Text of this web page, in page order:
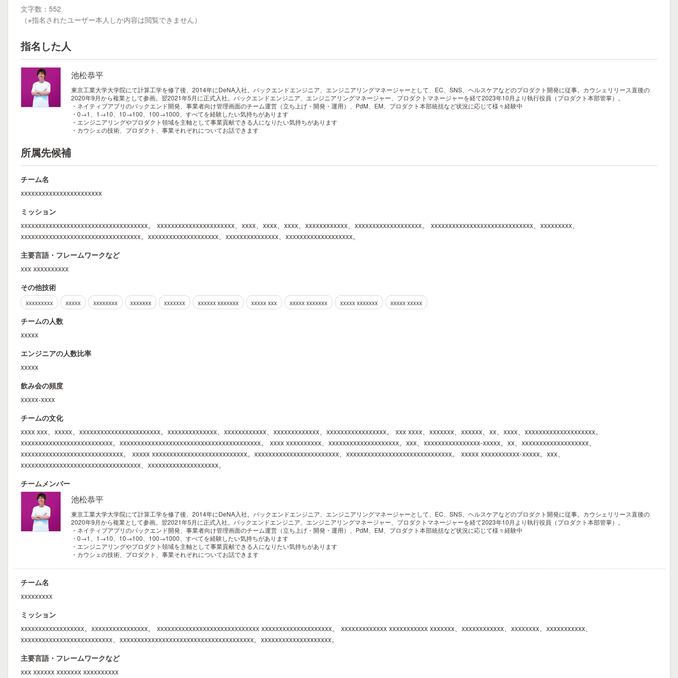
文字数：552
（※指名されたユーザー本人しか内容は閲覧できません）
指名した人
池松恭平
東京工業大学大学院にて計算工学を修了後、2014年にDeNA入社。バックエンドエンジニア、エンジニアリングマネージャーとして、EC、SNS、ヘルスケアなどのプロダクト開発に従事。カウシェリリース直後の
2020年9月から複業として参画。翌2021年5月に正式入社。バックエンドエンジニア、エンジニアリングマネージャー、プロダクトマネージャーを経て2023年10月より執行役員（プロダクト本部管掌）。
・ネイティブアプリのバックエンド開発、事業者向け管理画面のチーム運営（立ち上げ・開発・運用）、PdM、EM、プロダクト本部統括など状況に応じて様々経験中
・0→1、1→10、10→100、100→1000、すべてを経験したい気持ちがあります
・エンジニアリングやプロダクト領域を主軸として事業貢献できる人になりたい気持ちがあります
・カウシェの技術、プロダクト、事業それぞれについてお話できます
所属先候補
チーム名
xxxxxxxxxxxxxxxxxxxxxxx
ミッション
xxxxxxxxxxxxxxxxxxxxxxxxxxxxxxxxxxxx。 xxxxxxxxxxxxxxxxxxxxxx、xxxx、xxxx、xxxx、xxxxxxxxxxxx、xxxxxxxxxxxxxxxxxxx。 xxxxxxxxxxxxxxxxxxxxxxxxxxxxx、xxxxxxxxx、
xxxxxxxxxxxxxxxxxxxxxxxxxxxxxxxxxx。xxxxxxxxxxxxxxxxxxxx、xxxxxxxxxxxxxxx、xxxxxxxxxxxxxxxxxxx。
主要言語・フレームワークなど
xxx xxxxxxxxxx
その他技術
xxxxxxxxx xxxxx xxxxxxxx xxxxxxx xxxxxxx xxxxxx xxxxxxx xxxxx xxx xxxxx xxxxxxx xxxxx xxxxxxx xxxxx xxxxx
チームの人数
xxxxx
エンジニアの人数比率
xxxxx
飲み会の頻度
xxxxx-xxxx
チームの文化
xxxx xxx、xxxxx、xxxxxxxxxxxxxxxxxxxxxxx。xxxxxxxxxxxxxx、xxxxxxxxxxxx、xxxxxxxxxxxxx、xxxxxxxxxxxxxxxxx。 xxx xxxx、xxxxxxx、xxxxxx、xx、xxxx、xxxxxxxxxxxxxxxxxxxx。
xxxxxxxxxxxxxxxxxxxxxxxxxx。xxxxxxxxxxxxxxxxxxxxxxxxxxxxxxxxxxxxxxxx。 xxxx xxxxxxxxxx、xxxxxxxxxxxxxxxxxxxx。xxx、xxxxxxxxxxxxxxxx-xxxxx。xx、xxxxxxxxxxxxxxxxxxx、
xxxxxxxxxxxxxxxxxxxxxxxxxxxxx。 xxxxx xxxxxxxxxxxxxxxxxxxxxxxxxxx。xxxxxxxxxxxxxxxxxxxxxxxx、xxxxxxxxxxxxxxxxxxxxxxxxxxxxxx。 xxxxx xxxxxxxxxxx-xxxxx。xxx、
xxxxxxxxxxxxxxxxxxxxxxxxxxxxxxxxxx、xxxxxxxxxxxxxxxxxxxx。
チームメンバー
池松恭平
東京工業大学大学院にて計算工学を修了後、2014年にDeNA入社。バックエンドエンジニア、エンジニアリングマネージャーとして、EC、SNS、ヘルスケアなどのプロダクト開発に従事。カウシェリリース直後の
2020年9月から複業として参画。翌2021年5月に正式入社。バックエンドエンジニア、エンジニアリングマネージャー、プロダクトマネージャーを経て2023年10月より執行役員（プロダクト本部管掌）。
・ネイティブアプリのバックエンド開発、事業者向け管理画面のチーム運営（立ち上げ・開発・運用）、PdM、EM、プロダクト本部統括など状況に応じて様々経験中
・0→1、1→10、10→100、100→1000、すべてを経験したい気持ちがあります
・エンジニアリングやプロダクト領域を主軸として事業貢献できる人になりたい気持ちがあります
・カウシェの技術、プロダクト、事業それぞれについてお話できます
チーム名
xxxxxxxxx
ミッション
xxxxxxxxxxxxxxxxxx。xxxxxxxxxxxxxxxx。 xxxxxxxxxxxxxxxxxxxxxxxxxxxxx xxxxxxxxxxxxxxxxxxxx。 xxxxxxxxxxxxx xxxxxxxxxxx xxxxxxx、xxxxxxxxxxxx、xxxxxxxx、xxxxxxxxxxx、
xxxxxxxxxxxxxxxxxxxxxxxxxx、xxxxxxxxxxxxxxxxxxxxxxxxxxxxxxxxxxxxxx。xxxxxxxxxxxxxxxxxxxx。
主要言語・フレームワークなど
xxx xxxxxx xxxxxxx xxxxxxxxxx